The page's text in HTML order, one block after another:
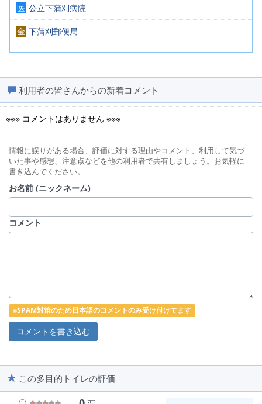
医 公立下蒲刈病院
金 下蒲刈郵便局
利用者の皆さんからの新着コメント
※※※ コメントはありません ※※※
情報に誤りがある場合、評価に対する理由やコメント、利用して気づ
いた事や感想、注意点などを他の利用者で共有しましょう。お気軽に
書き込んでください。
お名前 (ニックネーム)
コメント
※SPAM対策のため日本語のコメントのみ受け付けてます
この多目的トイレの評価